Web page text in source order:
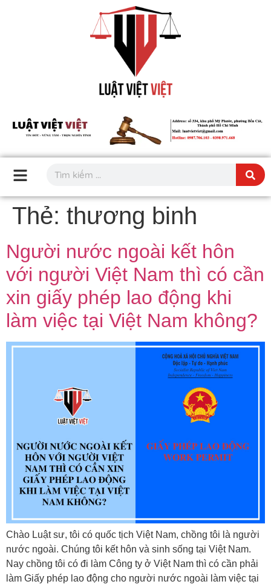
Thẻ: thương binh
Người nước ngoài kết hôn
với người Việt Nam thì có cần
xin giấy phép lao động khi
làm việc tại Việt Nam không?
Chào Luật sư, tôi có quốc tịch Việt Nam, chồng tôi là người
nước ngoài. Chúng tôi kết hôn và sinh sống tại Việt Nam.
Nay chồng tôi có đi làm Công ty ở Việt Nam thì có cần phải
làm Giấy phép lao động cho người nước ngoài làm việc tại